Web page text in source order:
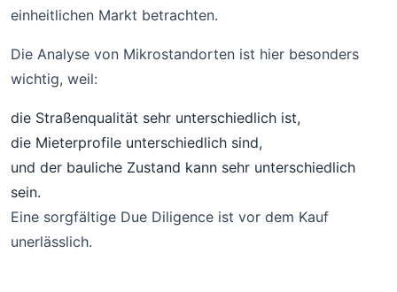
einheitlichen Markt betrachten.
Die Analyse von Mikrostandorten ist hier besonders
wichtig, weil:
die Straßenqualität sehr unterschiedlich ist,
die Mieterprofile unterschiedlich sind,
und der bauliche Zustand kann sehr unterschiedlich
sein.
Eine sorgfältige Due Diligence ist vor dem Kauf
unerlässlich.